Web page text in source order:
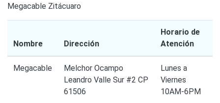
Megacable Zitácuaro
Nombre Dirección
Horario de
Atención
Megacable
Melchor Ocampo
Leandro Valle Sur #2 CP
61506
Lunes a
Viernes
10AM-6PM